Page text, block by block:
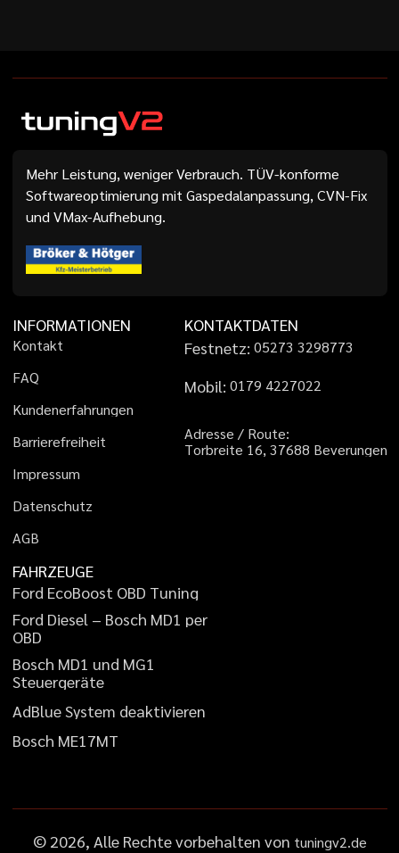
Mehr Leistung, weniger Verbrauch. TÜV-konforme
Softwareoptimierung mit Gaspedalanpassung, CVN-Fix
und VMax-Aufhebung.
INFORMATIONEN
Kontakt
FAQ
Kundenerfahrungen
Barrierefreiheit
Impressum
Datenschutz
AGB
KONTAKTDATEN
Festnetz: 05273 3298773
Mobil: 01 79 4227022
Adresse / Route:
Torbreite 16, 37688 Beverungen
FAHRZEUGE
Ford EcoBoost OBD Tuning
Ford Diesel – Bosch MD1 per
OBD
Bosch MD1 und MG1
Steuergeräte
AdBlueSystem deaktivieren
Bosch ME17MT
© 2026, Alle Rechte vorbehalten von tuningv2.de